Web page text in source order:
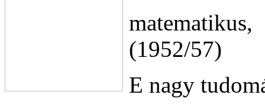
(1952/57)
E nagy